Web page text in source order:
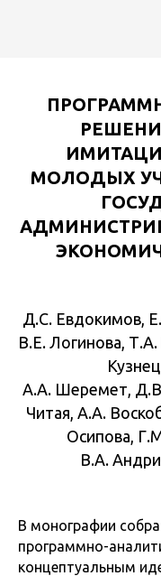
МОЛОДЫХ
Д.С. Евдокимов,
В.Е. Логинова,
А.А. Шеремет,
Читая, А.А.
Осипова,
В.А.
В монографии
программно-
концептуальным